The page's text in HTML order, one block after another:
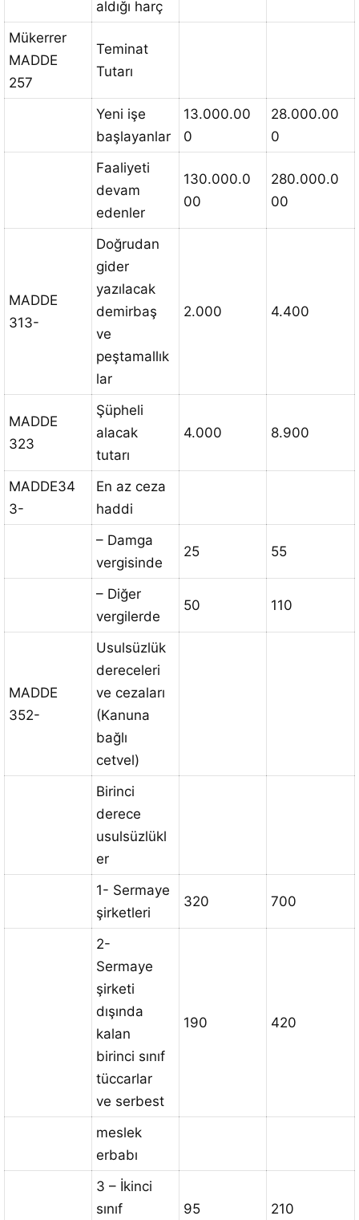
aldığı harç
Mükerrer
MADDE
257
Teminat
Tutarı
Yeni işe
başlayanlar
13.000.00
0
28.000.00
0
Faaliyeti
devam
edenler
130.000.0
00
280.000.0
00
MADDE
313-
Doğrudan
gider
yazılacak
demirbaş
ve
peştamallık
lar
2.000 4.400
MADDE
323
Şüpheli
alacak
tutarı
4.000 8.900
MADDE34
3-
En az ceza
haddi
– Damga
vergisinde
25 55
– Diğer
vergilerde
50 110
MADDE
352-
Usulsüzlük
dereceleri
ve cezaları
(Kanuna
bağlı
cetvel)
Birinci
derece
usulsüzlükl
er
1- Sermaye
şirketleri
320 700
2-
Sermaye
şirketi
dışında
kalan
birinci sınıf
tüccarlar
ve serbest
190 420
meslek
erbabı
3 – İkinci
sınıf
95 210